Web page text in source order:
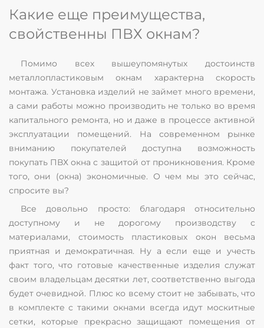
Какие еще преимущества,
свойственны ПВХ окнам?
Помимо всех вышеупомянутых достоинств
металлопластиковым окнам характерна скорость
монтажа. Установка изделий не займет много времени,
а сами работы можно производить не только во время
капитального ремонта, но и даже в процессе активной
эксплуатации помещений. На современном рынке
вниманию покупателей доступна возможность
покупать ПВХ окна с защитой от проникновения. Кроме
того, они (окна) экономичные. О чем мы это сейчас,
спросите вы?
Все довольно просто: благодаря относительно
доступному и не дорогому производству с
материалами, стоимость пластиковых окон весьма
приятная и демократичная. Ну а если еще и учесть
факт того, что готовые качественные изделия служат
своим владельцам десятки лет, соответственно выгода
будет очевидной. Плюс ко всему стоит не забывать, что
в комплекте с такими окнами всегда идут москитные
сетки, которые прекрасно защищают помещения от